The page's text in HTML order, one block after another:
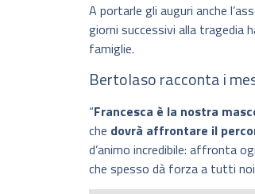
A portarle gli auguri anche
giorni successivi alla tragedia
famiglie.
Bertolaso racconta i
“Francesca è la nostra
che dovrà affrontare il
d’animo incredibile: affronta
che spesso dà forza a tutti